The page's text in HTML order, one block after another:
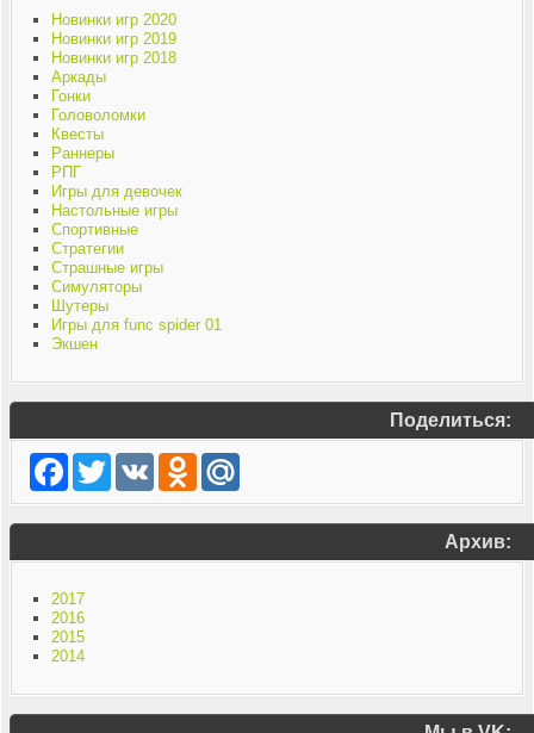
Новинки игр 2020
Новинки игр 2019
Новинки игр 2018
Аркады
Гонки
Головоломки
Квесты
Раннеры
РПГ
Игры для девочек
Настольные игры
Спортивные
Стратегии
Страшные игры
Симуляторы
Шутеры
Игры для func spider 01
Экшен
Поделиться:
Facebook
TwitterVK Odnoklassniki
Mail.Ru
Архив:
2017
2016
2015
2014